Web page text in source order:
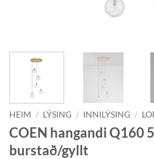
HEIM / LÝSING / INNILÝSING /
COEN hangandi Q160
burstað/gyllt